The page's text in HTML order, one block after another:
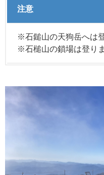
注意
※石鎚山の天狗岳へは
※石槌山の鎖場は登り